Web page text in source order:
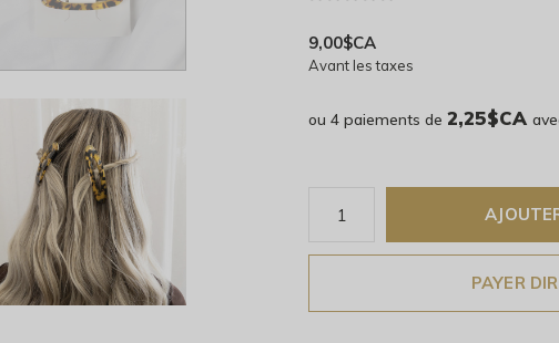
9,00$CA
Avant les taxes
ou 4 paiements de 2,25$CA
PAYER